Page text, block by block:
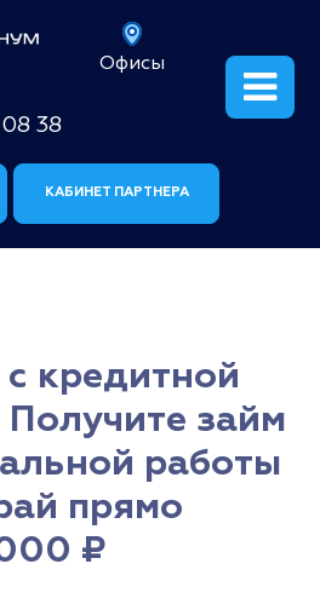
Офисы
38
КАБИНЕТ ПАРТНЕРА
кредитной
Получите займ
работы
прямо
₽